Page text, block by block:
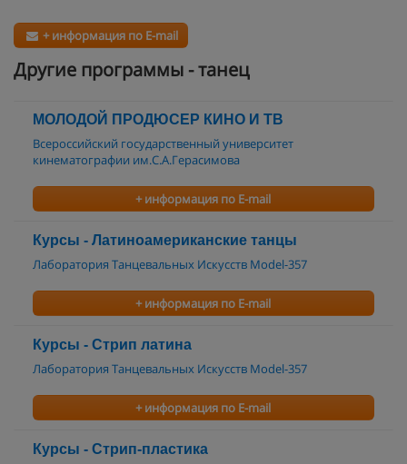
+ информация по E-mail
Другие программы - танец
МОЛОДОЙ ПРОДЮСЕР КИНО И ТВ
Всероссийский государственный университет
кинематографии им.С.А.Герасимова
+ информация по E-mail
Курсы - Латиноамериканские танцы
Лаборатория Танцевальных Искусств Model-357
+ информация по E-mail
Курсы - Стрип латина
Лаборатория Танцевальных Искусств Model-357
+ информация по E-mail
Курсы - Стрип-пластика